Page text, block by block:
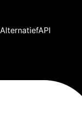
AlternatiefAPI